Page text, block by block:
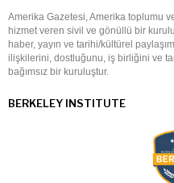
Amerika Gazetesi, Amerika toplumu
hizmet veren sivil ve gönüllü bir
haber, yayın ve tarihi/kültürel
ilişkilerini, dostluğunu, iş birliğini ve
bağımsız bir kuruluştur.
BERKELEY INSTITUTE